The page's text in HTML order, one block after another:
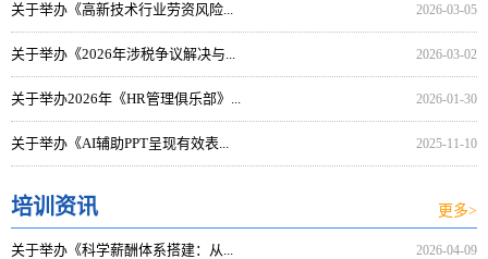
关于举办《高新技术行业劳资风险... 2026-03-05
关于举办《2026年涉税争议解决与... 2026-03-02
关于举办2026年《HR管理俱乐部》... 2026-01-30
关于举办《AI辅助PPT呈现有效表... 2025-11-10
培训资讯 更多>
关于举办《科学薪酬体系搭建：从... 2026-04-09